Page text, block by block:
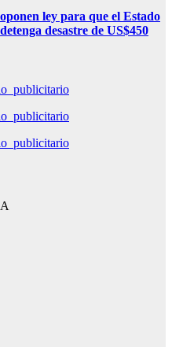
ley para que el Estado
desastre de US$450